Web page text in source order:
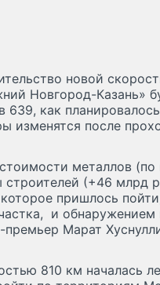
новой
Новгород-Казань»
как
изменятся после
металлов (по
строителей (+46 млрд
пришлось
и обнаружением
Марат
810 км началась